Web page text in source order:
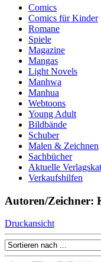
Comics
Comics für Kinder
Romane
Spiele
Magazine
Mangas
Light Novels
Manhwa
Manhua
Webtoons
Young Adult
Bildbände
Schuber
Malen & Zeichnen
Sachbücher
Aktuelle
Verkaufshilfen
Autoren/Zeichner:
Druckansicht